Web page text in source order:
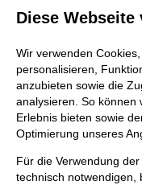
Diese
Wir verwenden
personalisieren,
anzubieten sowie die
analysieren. So können
Erlebnis bieten sowie
Optimierung unseres
Für die Verwendung
technisch notwendigen,